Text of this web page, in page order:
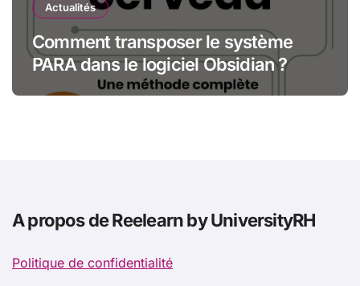
Actualités
Comment transposer le système
PARA dans le logiciel Obsidian ?
A propos de Reelearn by UniversityRH
Politique de confidentialité